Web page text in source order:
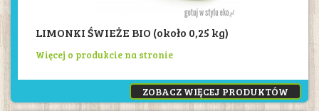
LIMONKI ŚWIEŻE BIO (około 0,25 kg)
Więcej o produkcie na stronie
ZOBACZ WIĘCEJ PRODUKTÓW